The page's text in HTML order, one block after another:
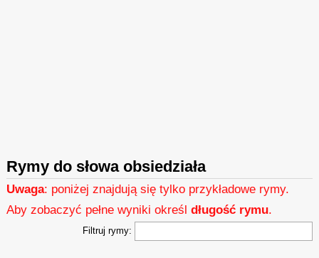
Rymy do słowa obsiedziała
Uwaga: poniżej znajdują się tylko przykładowe rymy.
Aby zobaczyć pełne wyniki określdługość rymu.
Filtruj rymy: